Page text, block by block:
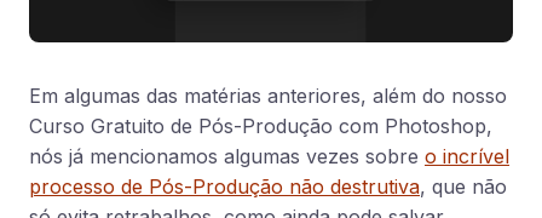
Em algumas das matérias anteriores, além do nosso
Curso Gratuito de Pós-Produção com Photoshop,
nós já mencionamos algumas vezes sobre o incrível
processo de Pós-Produção não destrutiva, que não